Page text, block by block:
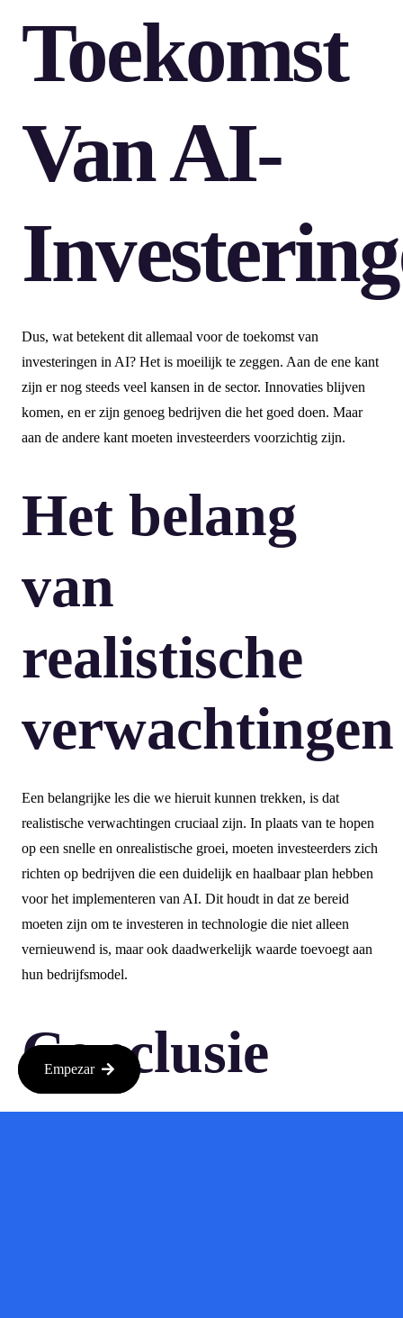
Toekomst
Van AI-
Dus, wat betekent dit allemaal voor de toekomst van
investeringen in AI? Het is moeilijk te zeggen. Aan de ene kant
zijn er nog steeds veel kansen in de sector. Innovaties blijven
komen, en er zijn genoeg bedrijven die het goed doen. Maar
aan de andere kant moeten investeerders voorzichtig zijn.
Het belang
van
realistische
verwachtingen
Een belangrijke les die we hieruit kunnen trekken, is dat
realistische verwachtingen cruciaal zijn. In plaats van te hopen
op een snelle en onrealistische groei, moeten investeerders zich
richten op bedrijven die een duidelijk en haalbaar plan hebben
voor het implementeren van AI. Dit houdt in dat ze bereid
moeten zijn om te investeren in technologie die niet alleen
vernieuwend is, maar ook daadwerkelijk waarde toevoegt aan
hun bedrijfsmodel.
Conclusie
Empezar